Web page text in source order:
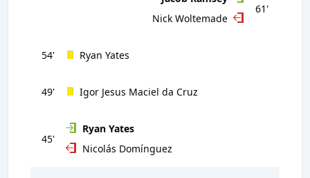
61'
Nick Woltemade
54' Ryan Yates
49' Igor Jesus Maciel da Cruz
45'
Ryan Yates
Nicolás Domínguez